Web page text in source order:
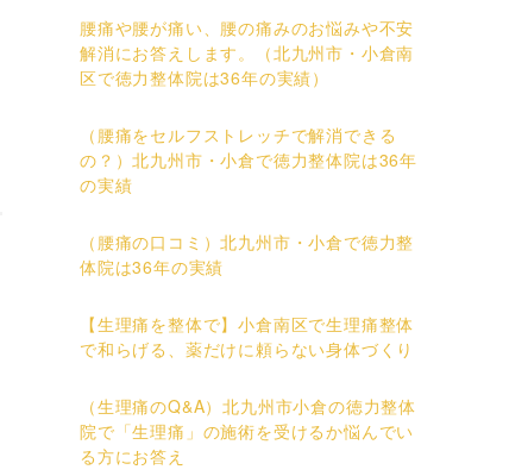
腰痛や腰が痛い、腰の痛みのお悩みや不安
解消にお答えします。（北九州市・小倉南
区で徳力整体院は36年の実績）
（腰痛をセルフストレッチで解消できる
の？）北九州市・小倉で徳力整体院は36年
の実績
（腰痛の口コミ）北九州市・小倉で徳力整
体院は36年の実績
【生理痛を整体で】小倉南区で生理痛整体
で和らげる、薬だけに頼らない身体づくり
（生理痛のQ&A）北九州市小倉の徳力整体
院で「生理痛」の施術を受けるか悩んでい
る方にお答え